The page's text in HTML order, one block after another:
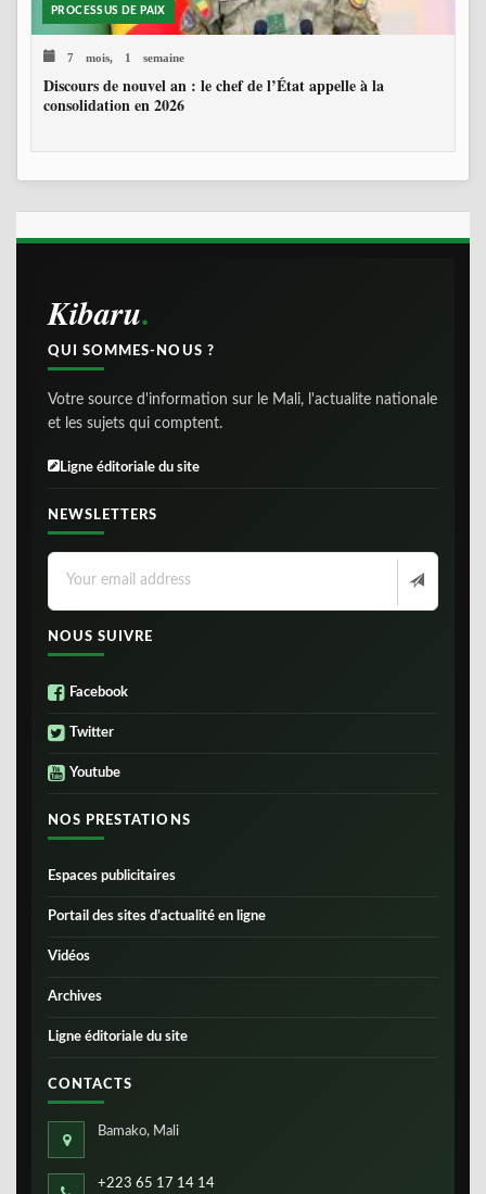
PROCESSUS DE PAIX
7 mois, 1 semaine
Discours de nouvel an : le chef de l’État appelle à la
consolidation en 2026
Kibaru
QUI SOMMES-NOUS ?
Votre source d'information sur le Mali, l'actualite nationale
et les sujets qui comptent.
Ligne éditoriale du site
NEWSLETTERS
NOUS SUIVRE
Facebook
Twitter
Youtube
NOS PRESTATIONS
Espaces publicitaires
Portail des sites d’actualité en ligne
Vidéos
Archives
Ligne éditoriale du site
CONTACTS
Bamako, Mali
+223 65 17 14 14